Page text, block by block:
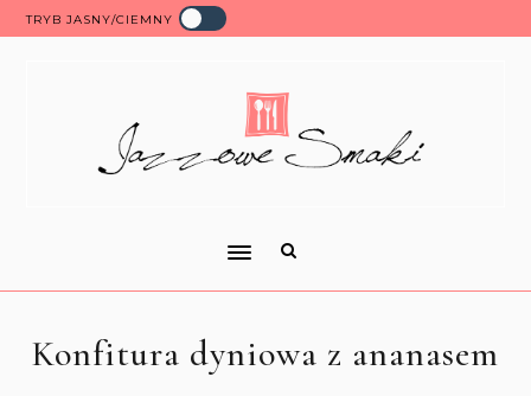
TRYB JASNY/CIEMNY
Konfitura dyniowa z ananasem